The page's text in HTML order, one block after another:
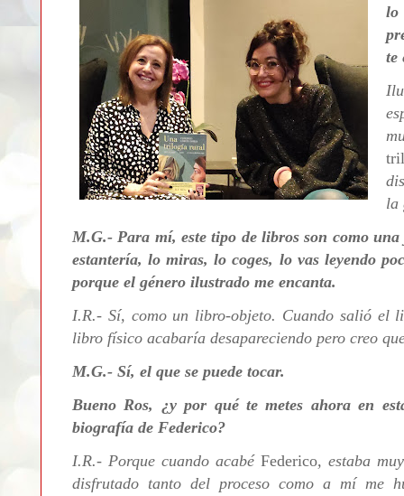
lo
te
la
M.G.- Para mí, este tipo de libros son como
estantería, lo miras, lo coges, lo vas leyendo
porque el género ilustrado me encanta.
I.R.- Sí, como un libro-objeto. Cuando salió el
libro físico acabaría desapareciendo pero creo
M.G.- Sí, el que se puede tocar.
Bueno Ros, ¿y por qué te metes ahora en
biografía de Federico?
I.R.- Porque cuando acabé Federico, estaba
disfrutado tanto del proceso como a mí me